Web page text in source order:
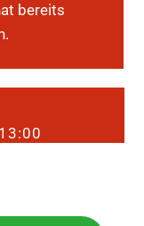
bereits
13:00